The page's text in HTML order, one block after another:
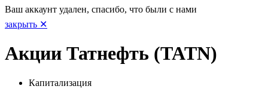
Ваш аккаунт удален, спасибо, что были с нами
закрыть ✕
Акции Татнефть (TATN)
Капитализация